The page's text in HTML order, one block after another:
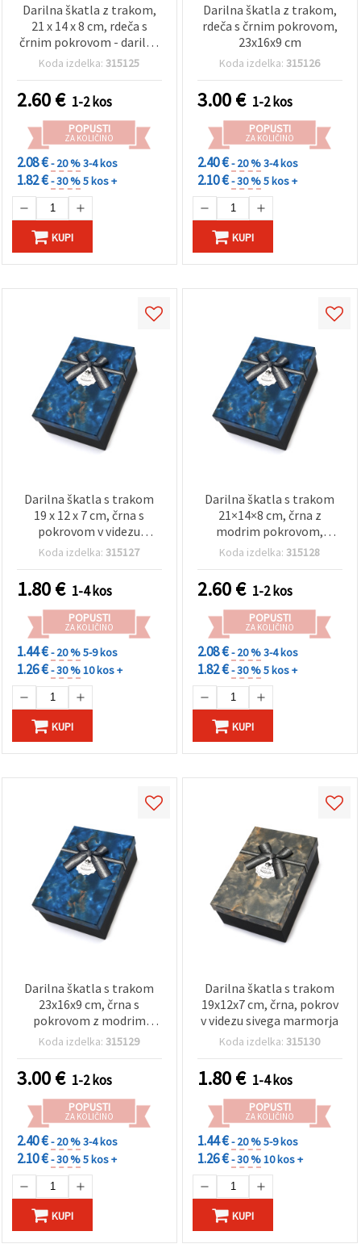
Darilna škatla z trakom,
21 x 14 x 8 cm, rdeča s
črnim pokrovom - darilna
embalaža
Koda izdelka:315125
2.60€ 1-2 kos
POPUSTI
ZA KOLIČINO
2.08 €- 20 %3-4 kos
1.82 €- 30 %5 kos +
KUPI
Darilna škatla z trakom,
rdeča s črnim pokrovom,
23x16x9 cm
Koda izdelka:315126
3.00€ 1-2 kos
POPUSTI
ZA KOLIČINO
2.40 €- 20 %3-4 kos
2.10 €- 30 %5 kos +
KUPI
Darilna škatla s trakom
19 x 12 x 7 cm, črna s
pokrovom v videzu
modrega marmorja
Koda izdelka:315127
1.80€ 1-4 kos
POPUSTI
ZA KOLIČINO
1.44 €- 20 %5-9 kos
1.26 €- 30 %10 kos +
KUPI
Darilna škatla s trakom
21×14×8 cm, črna z
modrim pokrovom,
marmornat videz
Koda izdelka:315128
2.60€ 1-2 kos
POPUSTI
ZA KOLIČINO
2.08 €- 20 %3-4 kos
1.82 €- 30 %5 kos +
KUPI
Darilna škatla s trakom
23x16x9 cm, črna s
pokrovom z modrim
marmornim učinkom
Koda izdelka:315129
3.00€ 1-2 kos
POPUSTI
ZA KOLIČINO
2.40 €- 20 %3-4 kos
2.10 €- 30 %5 kos +
KUPI
Darilna škatla s trakom
19x12x7 cm, črna, pokrov
v videzu sivega marmorja
Koda izdelka:315130
1.80€ 1-4 kos
POPUSTI
ZA KOLIČINO
1.44 €- 20 %5-9 kos
1.26 €- 30 %10 kos +
KUPI